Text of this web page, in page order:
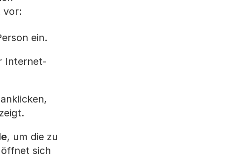
vor:
ein.
Internet-
, um die zu
sich